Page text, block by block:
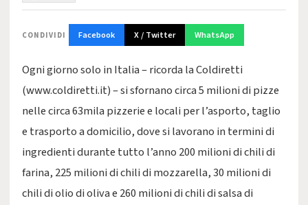
CONDIVIDI Facebook X / Twitter WhatsApp
Ogni giorno solo in Italia – ricorda la Coldiretti
(www.coldiretti.it) – si sfornano circa 5 milioni di pizze
nelle circa 63mila pizzerie e locali per l’asporto, taglio
e trasporto a domicilio, dove si lavorano in termini di
ingredienti durante tutto l’anno 200 milioni di chili di
farina, 225 milioni di chili di mozzarella, 30 milioni di
chili di olio di oliva e 260 milioni di chili di salsa di